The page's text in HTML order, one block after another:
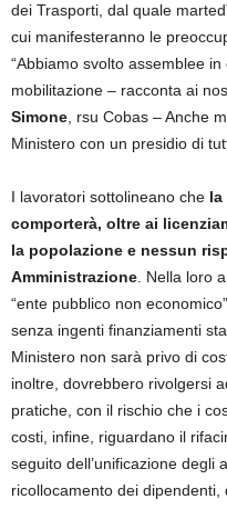
dei Trasporti, dal quale
cui manifesteranno le
“Abbiamo svolto assemblee
mobilitazione – racconta ai
Simone , rsu Cobas – Anche
Ministero con un presidio di
I lavoratori sottolineano che la
comporterà, oltre ai
la popolazione e nessun
Amministrazione . Nella loro
“ente pubblico non
senza ingenti finanziamenti
Ministero non sarà privo di
inoltre, dovrebbero rivolgersi
pratiche, con il rischio che i
costi, infine, riguardano il
seguito dell’unificazione degli
ricollocamento dei dipendenti,